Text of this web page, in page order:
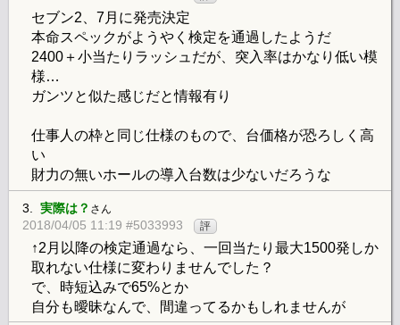
セブン2、7月に発売決定
本命スペックがようやく検定を通過したようだ
2400＋小当たりラッシュだが、突入率はかなり低い模
様…
ガンツと似た感じだと情報有り
仕事人の枠と同じ仕様のもので、台価格が恐ろしく高
い
財力の無いホールの導入台数は少ないだろうな
3. 実際は？ さん
2018/04/05 11:19 #5033993 評
↑2月以降の検定通過なら、一回当たり最大1500発しか
取れない仕様に変わりませんでした？
で、時短込みで65%とか
自分も曖昧なんで、間違ってるかもしれませんが